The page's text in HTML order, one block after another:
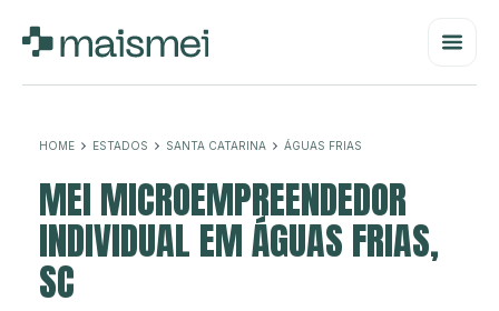
HOME ESTADOS SANTA CATARINA ÁGUAS FRIAS
MEI MICROEMPREENDEDOR
INDIVIDUAL EM ÁGUAS FRIAS,
SC